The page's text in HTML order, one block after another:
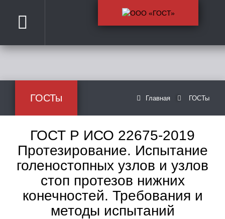
ГОСТы Главная ГОСТы
ГОСТ Р ИСО 22675-2019
Протезирование. Испытание
голеностопных узлов и узлов
стоп протезов нижних
конечностей. Требования и
методы испытаний